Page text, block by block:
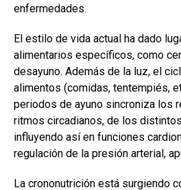
enfermedades.
El estilo de vida actual ha dado
alimentarios específicos, como
desayuno. Además de la luz, el
alimentos (comidas, tentempiés,
periodos de ayuno sincroniza los
ritmos circadianos, de los
influyendo así en funciones
regulación de la presión arterial,
La crononutrición está surgiendo